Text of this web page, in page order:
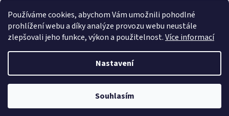
Používáme cookies, abychom Vám umožnili pohodlné
prohlížení webu a díky analýze provozu webu neustále
zlepšovali jeho funkce, výkon a použitelnost.Více informací
Nastavení
Souhlasím
Vytvořil Shoptet
JONALU.CZ. Všechna práva vyhrazena.